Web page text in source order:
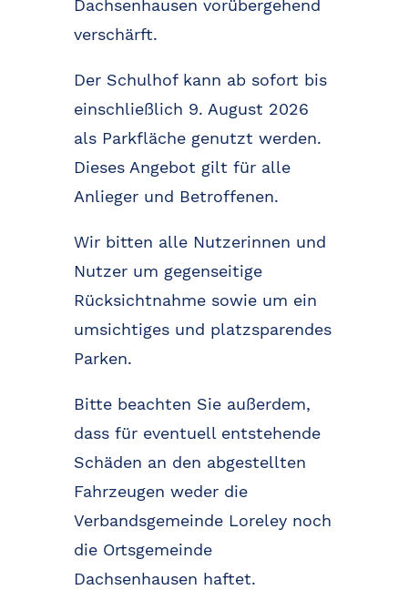
Dachsenhausen vorübergehend
verschärft.
Der Schulhof kann ab sofort bis
einschließlich 9. August 2026
als Parkfläche genutzt werden.
Dieses Angebot gilt für alle
Anlieger und Betroffenen.
Wir bitten alle Nutzerinnen und
Nutzer um gegenseitige
Rücksichtnahme sowie um ein
umsichtiges und platzsparendes
Parken.
Bitte beachten Sie außerdem,
dass für eventuell entstehende
Schäden an den abgestellten
Fahrzeugen weder die
Verbandsgemeinde Loreley noch
die Ortsgemeinde
Dachsenhausen haftet.